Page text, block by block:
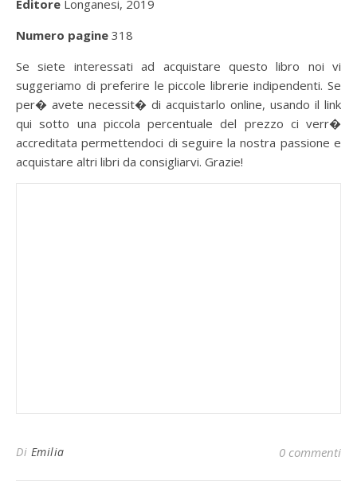
Editore Longanesi, 2019
Numero pagine 318
Se siete interessati ad acquistare questo libro noi vi
suggeriamo di preferire le piccole librerie indipendenti. Se
per� avete necessit� di acquistarlo online, usando il link
qui sotto una piccola percentuale del prezzo ci verr�
accreditata permettendoci di seguire la nostra passione e
acquistare altri libri da consigliarvi. Grazie!
Di Emilia 0 commenti